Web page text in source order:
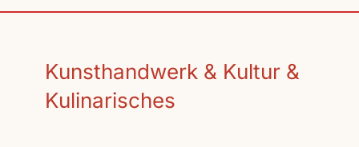
Kunsthandwerk & Kultur &
Kulinarisches